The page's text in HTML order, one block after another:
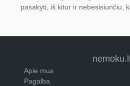
pasakyti, iš kitur ir nebesisiunčiu,
Apie mus
Pagalba